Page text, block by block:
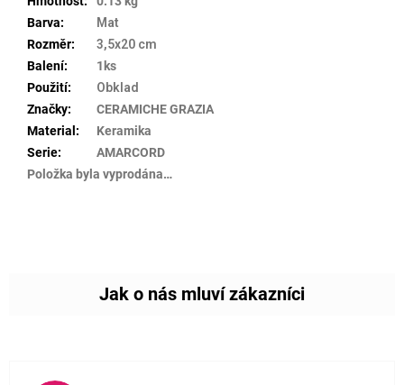
Barva:
Mat
Rozměr:
3,5x20 cm
Balení:
1ks
Použití:
Obklad
Značky:
CERAMICHE GRAZIA
Material :
Keramika
Serie:
AMARCORD
Položka byla vyprodána…